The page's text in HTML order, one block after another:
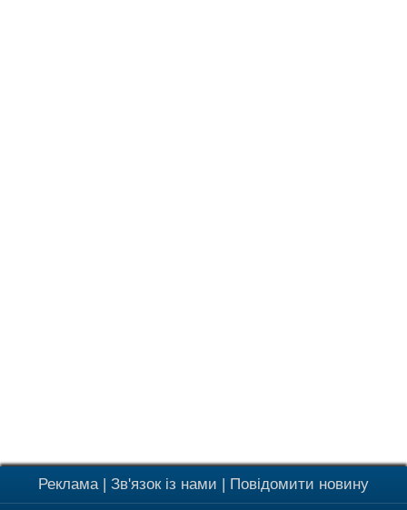
Реклама| Зв'язок із нами | Повідомити новину